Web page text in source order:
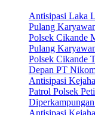
Antisipasi Laka
Pulang
Polsek Cikande
Pulang
Polsek Cikande
Depan PT
Antisipasi
Patrol Polsek